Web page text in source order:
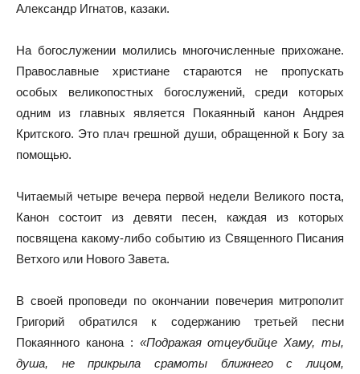
Александр Игнатов, казаки.
На богослужении молились многочисленные прихожане.
Православные христиане стараются не пропускать
особых великопостных богослужений, среди которых
одним из главных является Покаянный канон Андрея
Критского. Это плач грешной души, обращенной к Богу за
помощью.
Читаемый четыре вечера первой недели Великого поста,
Канон состоит из девяти песен, каждая из которых
посвящена какому-либо событию из Священного Писания
Ветхого или Нового Завета.
В своей проповеди по окончании повечерия митрополит
Григорий обратился к содержанию третьей песни
Покаянного канона : «Подражая отцеубийце Хаму, ты,
душа, не прикрыла срамоты ближнего с лицом,